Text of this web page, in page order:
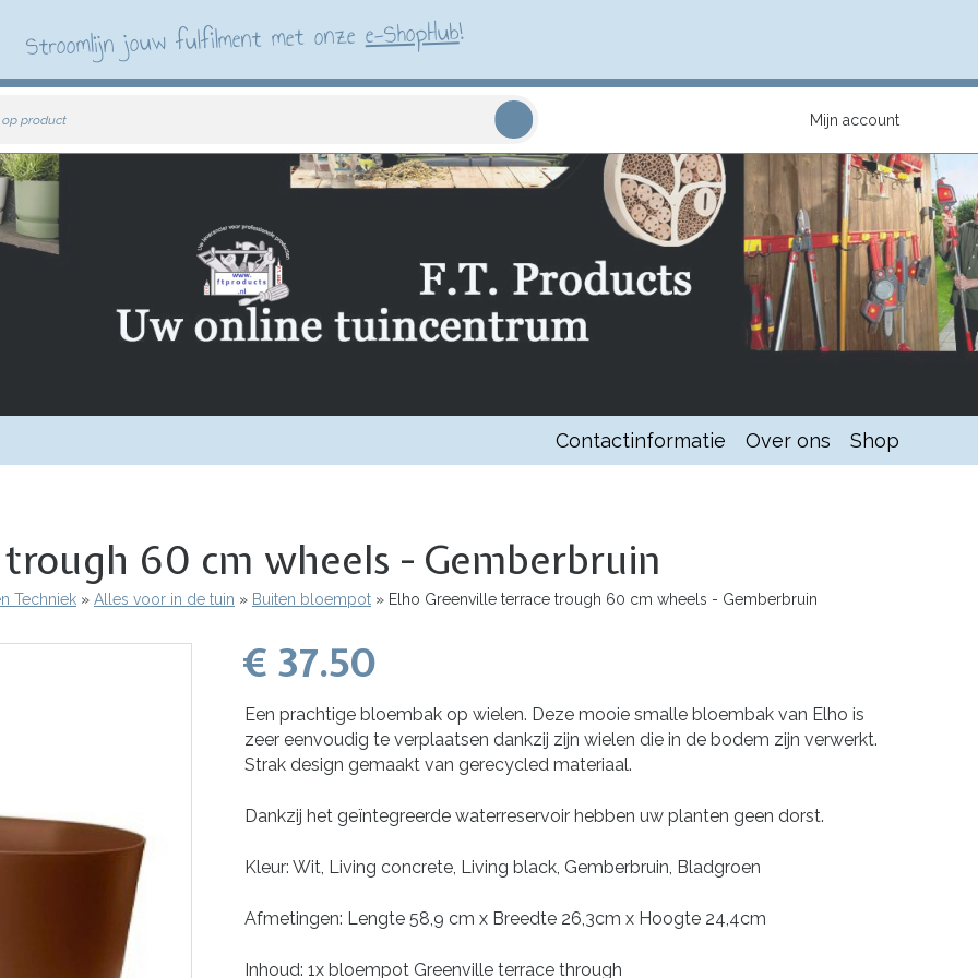
Stroomlijn jouw fulfilment met onzee-ShopHub!
op product Mijn account
Contactinformatie Over ons Shop
60 cm wheels - Gemberbruin
Techniek Alles voor in de tuin Buiten bloempot Elho Greenville terrace trough 60 cm wheels - Gemberbruin
€ 37.50
Een prachtige bloembak op wielen. Deze mooie smalle bloembak van Elho is
zeer eenvoudig te verplaatsen dankzij zijn wielen die in de bodem zijn verwerkt.
Strak design gemaakt van gerecycled materiaal.
Dankzij het geïntegreerde waterreservoir hebben uw planten geen dorst.
Kleur: Wit, Living concrete, Living black, Gemberbruin, Bladgroen
Afmetingen: Lengte 58,9 cm x Breedte 26,3cm x Hoogte 24,4cm
Inhoud: 1x bloempot Greenville terrace through